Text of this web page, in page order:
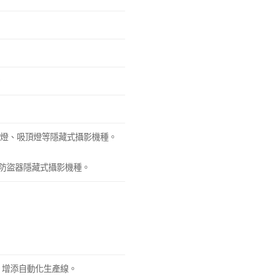
、吸頂燈等隱藏式攝影機種。
盜器隱藏式攝影機種。
添自動化生產線。